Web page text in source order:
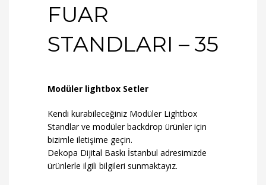
FUAR
STANDLARI – 35
Modüler lightbox Setler
Kendi kurabileceğiniz Modüler Lightbox
Standlar ve modüler backdrop ürünler için
bizimle iletişime geçin.
Dekopa Dijital Baskı İstanbul adresimizde
ürünlerle ilgili bilgileri sunmaktayız.